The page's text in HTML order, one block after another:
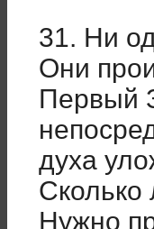
31. Ни
Они
Первый
духа
Нужно